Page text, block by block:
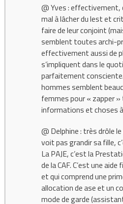
@ Yves :
mal à lâcher du lest et
faire de leur conjoint
semblent toutes archi-
effectivement aussi de
s’impliquent dans le
parfaitement
hommes semblent
femmes pour « zapper
informations et choses
@ Delphine : très drôle
voit pas grandir sa fille,
La PAJE, c’est la
de la CAF. C’est une
et qui comprend une
allocation de ase et un
mode de garde